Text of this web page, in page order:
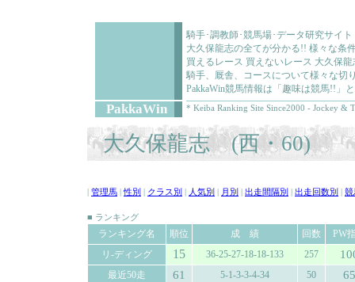
騎手･調教師･競馬場･データ研究サイ
大久保龍志の全てが分かる!! 様々な条
買えるレース 買えないレース 大久保
騎手、厩舎、コースについて様々な切
PakkaWin競馬情報は「趣味は競馬!!」
PakkaWin * Keiba Ranking Site Since2000 - Jockey &
大久保龍志 (西・60)
管理馬 |性別 クラス別 人気別 月別 出走間隔別 出走回数別 競
■ ランキング
ランキング名 順位 成 績 回数
PW
リ-ディング
15 36-25-27-18-18-133 257
最近50走 61 5-1-3-3-4-34 50 65